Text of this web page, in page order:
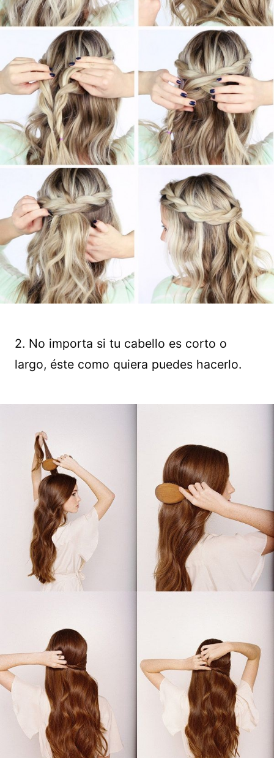
2. No importa si tu cabello es corto o
largo, éste como quiera puedes hacerlo.